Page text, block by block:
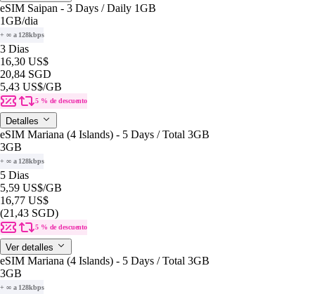
eSIM Saipan - 3 Days / Daily 1GB
1GB/dia
+ ∞ a 128kbps
3 Dias
16,30 US$
20,84 SGD
5,43 US$/GB
5 % de descuento
Detalles
eSIM Mariana (4 Islands) - 5 Days / Total 3GB
3GB
+ ∞ a 128kbps
5 Dias
5,59 US$/GB
16,77 US$
(21,43 SGD)
5 % de descuento
Ver detalles
eSIM Mariana (4 Islands) - 5 Days / Total 3GB
3GB
+ ∞ a 128kbps